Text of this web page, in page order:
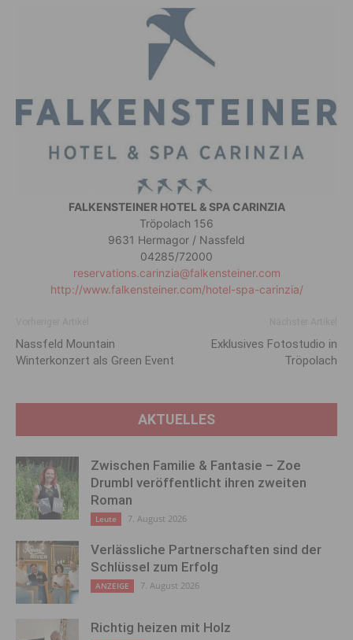
FALKENSTEINER HOTEL & SPA CARINZIA
Tröpolach 156
9631 Hermagor / Nassfeld
04285/72000
reservations.carinzia@falkensteiner.com
http://www.falkensteiner.com/hotel-spa-carinzia/
Nassfeld Mountain
Winterkonzert als Green Event
Exklusives Fotostudio in
Tröpolach
AKTUELLES
Zwischen Familie & Fantasie – Zoe
Drumbl veröffentlicht ihren zweiten
Roman
Leute 7. August 2026
Verlässliche Partnerschaften sind der
Schlüssel zum Erfolg
ANZEIGE 7. August 2026
Richtig heizen mit Holz